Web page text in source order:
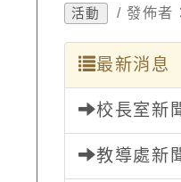
活動 / 發佈者
最新消息
校長室新
教導處新